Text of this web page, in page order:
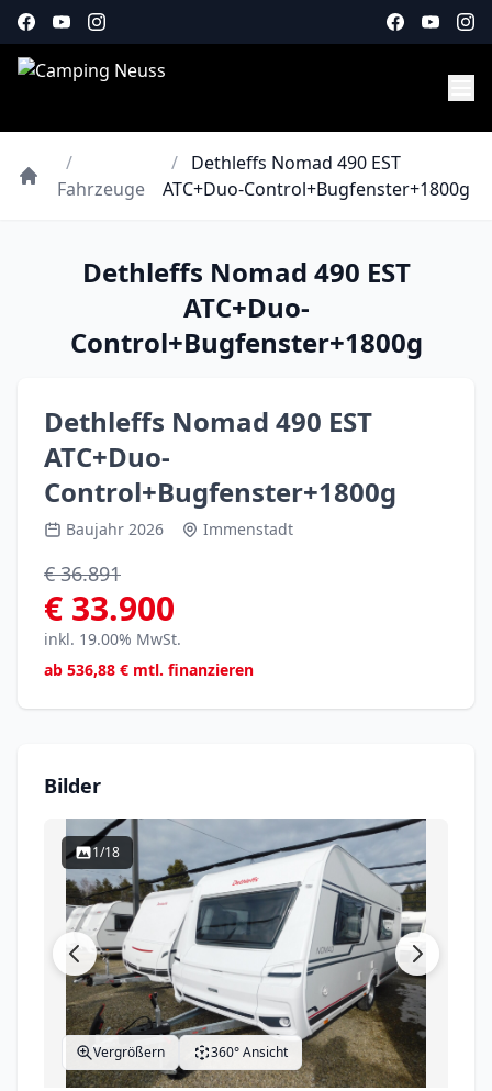
/
Fahrzeuge
/ Dethleffs Nomad 490 EST
ATC+Duo-Control+Bugfenster+1800g
Dethleffs Nomad 490 EST
ATC+Duo-
Control+Bugfenster+1800g
Dethleffs Nomad 490 EST
ATC+Duo-
Control+Bugfenster+1800g
Baujahr 2026 Immenstadt
€ 36.891
€ 33.900
inkl. 19.00% MwSt.
ab 536,88 € mtl. finanzieren
Bilder
1/18
Vergrößern 360° Ansicht